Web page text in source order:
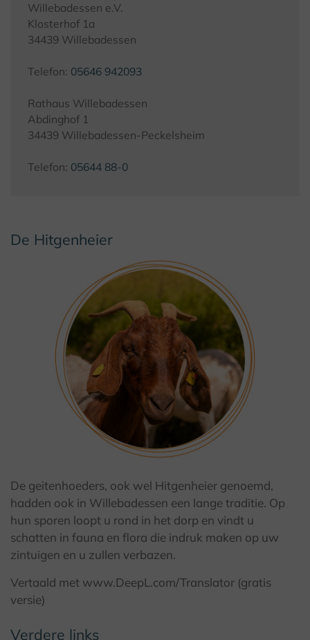
Willebadessen e.V.
Klosterhof 1a
34439 Willebadessen
Telefon: 05646 942093
Rathaus Willebadessen
Abdinghof 1
34439 Willebadessen-Peckelsheim
Telefon: 05644 88-0
De Hitgenheier
© I. Jansen, Kulturland Kreis Höxter
De geitenhoeders, ook wel Hitgenheier genoemd,
hadden ook in Willebadessen een lange traditie. Op
hun sporen loopt u rond in het dorp en vindt u
schatten in fauna en flora die indruk maken op uw
zintuigen en u zullen verbazen.
Vertaald met www.DeepL.com/Translator (gratis
versie)
Verdere links